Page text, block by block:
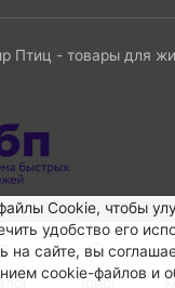
Птиц - товары для
Сookie, чтобы
удобство его
на сайте, вы
cookie-файлов и
Поиск